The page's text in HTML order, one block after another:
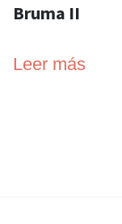
Bruma II
Leer más